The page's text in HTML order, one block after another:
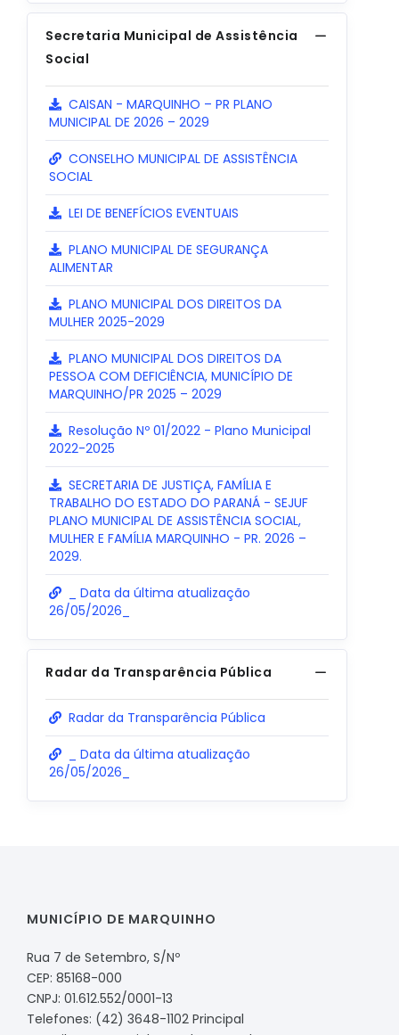
Secretaria Municipal de Assistência
Social
CAISAN - MARQUINHO – PR PLANO
MUNICIPAL DE 2026 – 2029
CONSELHO MUNICIPAL DE ASSISTÊNCIA
SOCIAL
LEI DE BENEFÍCIOS EVENTUAIS
PLANO MUNICIPAL DE SEGURANÇA
ALIMENTAR
PLANO MUNICIPAL DOS DIREITOS DA
MULHER 2025-2029
PLANO MUNICIPAL DOS DIREITOS DA
PESSOA COM DEFICIÊNCIA, MUNICÍPIO DE
MARQUINHO/PR 2025 – 2029
Resolução Nº 01/2022 - Plano Municipal
2022-2025
SECRETARIA DE JUSTIÇA, FAMÍLIA E
TRABALHO DO ESTADO DO PARANÁ - SEJUF
PLANO MUNICIPAL DE ASSISTÊNCIA SOCIAL,
MULHER E FAMÍLIA MARQUINHO - PR. 2026 –
2029.
_ Data da última atualização
26/05/2026_
Radar da Transparência Pública
Radar da Transparência Pública
_ Data da última atualização
26/05/2026_
MUNICÍPIO DE MARQUINHO
Rua 7 de Setembro, S/Nº
CEP: 85168-000
CNPJ: 01.612.552/0001-13
Telefones: (42) 3648-1102 Principal